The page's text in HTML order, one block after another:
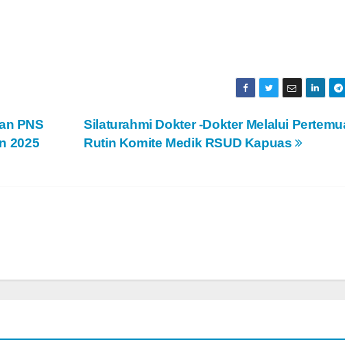
Silaturahmi Dokter -Dokter Melalui
Rutin Komite Medik RSUD Kapuas
PNS
2025